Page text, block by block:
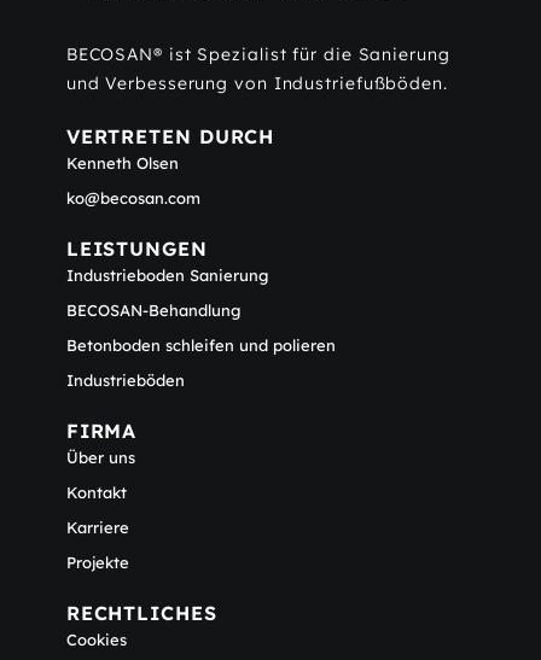
BECOSAN® ist Spezialist für die Sanierung
und Verbesserung von Industriefußböden.
VERTRETEN DURCH
Kenneth Olsen
ko@becosan.com
LEISTUNGEN
Industrieboden Sanierung
BECOSAN-Behandlung
Betonboden schleifen und polieren
Industrieböden
FIRMA
Über uns
Kontakt
Karriere
Projekte
RECHTLICHES
Cookies